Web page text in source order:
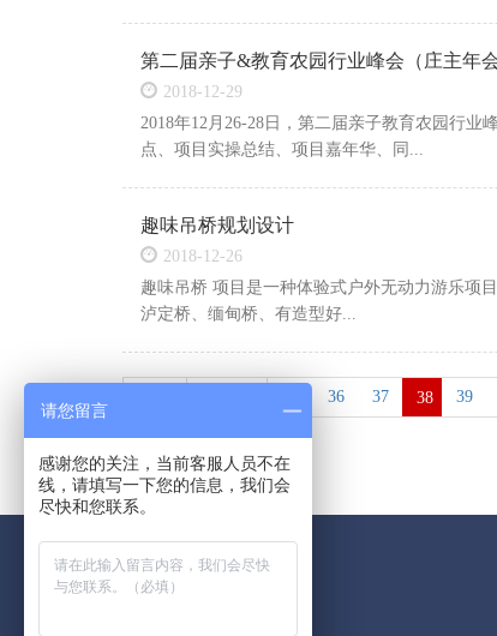
第二届亲子&教育农园行业峰会（庄主年
2018-12-29
2018年12月26-28日，第二届亲子教育农园行
点、项目实操总结、项目嘉年华、同...
趣味吊桥规划设计
2018-12-26
趣味吊桥 项目是一种体验式户外无动力游乐项
泸定桥、缅甸桥、有造型好...
36 37 38 39
联系我们
请您留言
感谢您的关注，当前客服人员不在
线，请填写一下您的信息，我们会
尽快和您联系。